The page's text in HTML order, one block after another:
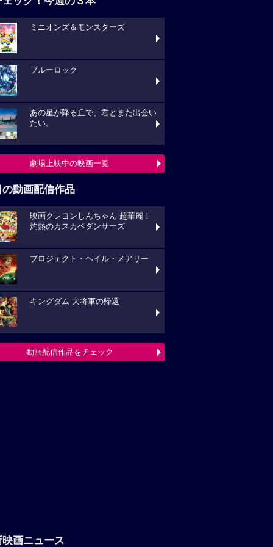
ミニオンズ＆モンスターズ
ブルーロック
あの星が降る丘で、君とまた出会い
たい。
劇場上映中の映画一覧
の動画配信作品
映画クレヨンしんちゃん 超華麗！
灼熱のカスカベダンサーズ
プロジェクト・ヘイル・メアリー
キングダム 大将軍の帰還
動画配信作品をチェック
映画ニュース